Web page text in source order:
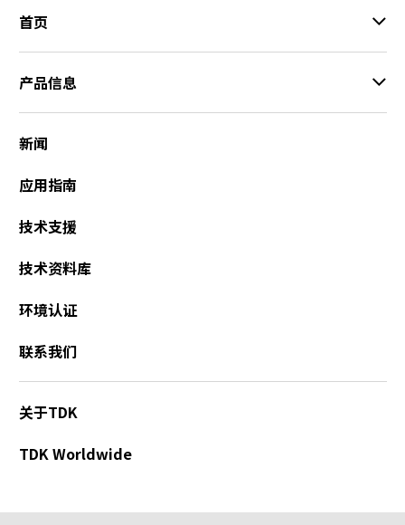
首页
产品信息
新闻
应用指南
技术支援
技术资料库
环境认证
联系我们
关于TDK
TDK Worldwide